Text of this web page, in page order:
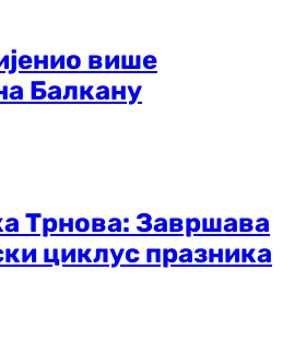
више
Балкану
Трнова: Завршава
циклус празника